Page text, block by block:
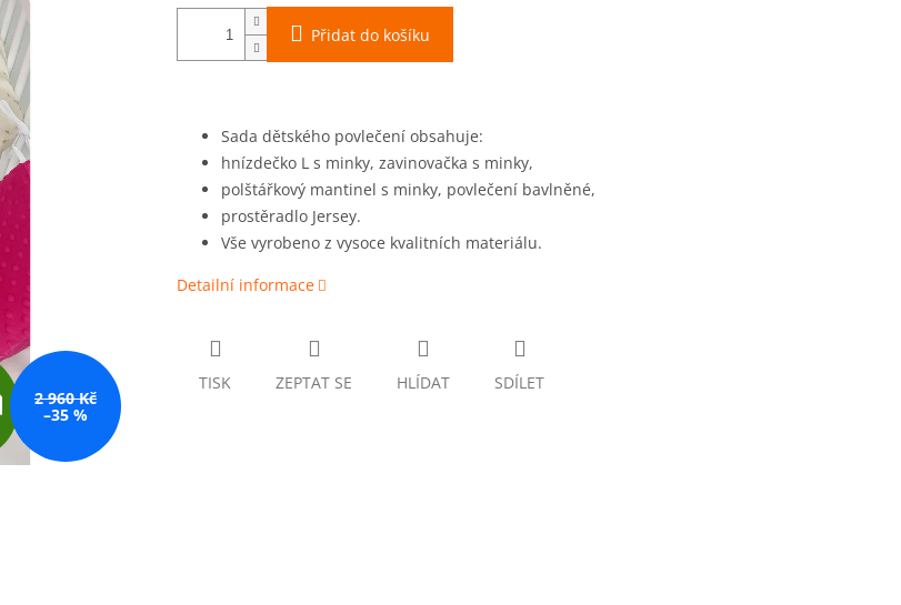
Z
D
2 960 Kč
–35 %
Přidat do košíku
Sada dětského povlečení obsahuje:
hnízdečko L s minky, zavinovačka s minky,
polštářkový mantinel s minky, povlečení bavlněné,
prostěradlo Jersey.
Vše vyrobeno z vysoce kvalitních materiálu.
Detailní informace
TISK ZEPTAT SE HLÍDAT SDÍLET